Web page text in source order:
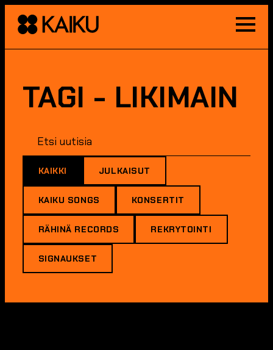
Toggle
TAGI - LIKIMAIN
KAIKKI JULKAISUT
KAIKU SONGS KONSERTIT
RÄHINÄ RECORDS REKRYTOINTI
SIGNAUKSET